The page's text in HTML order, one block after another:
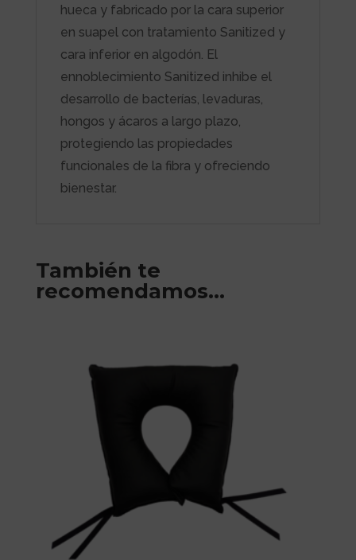
hueca y fabricado por la cara superior
en suapel con tratamiento Sanitized y
cara inferior en algodón. El
ennoblecimiento Sanitized inhibe el
desarrollo de bacterías, levaduras,
hongos y ácaros a largo plazo,
protegiendo las propiedades
funcionales de la fibra y ofreciendo
bienestar.
También te
recomendamos…